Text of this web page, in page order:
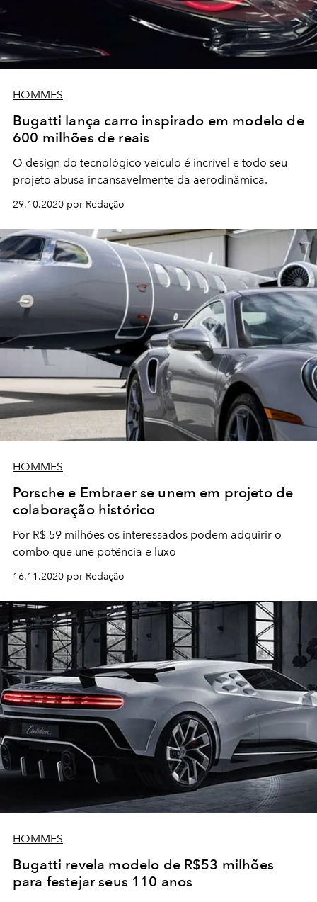
HOMMES
Bugatti lança carro inspirado em modelo de
600 milhões de reais
O design do tecnológico veículo é incrível e todo seu
projeto abusa incansavelmente da aerodinâmica.
29.10.2020 por Redação
HOMMES
Porsche e Embraer se unem em projeto de
colaboração histórico
Por R$ 59 milhões os interessados podem adquirir o
combo que une potência e luxo
16.11.2020 por Redação
HOMMES
Bugatti revela modelo de R$53 milhões
para festejar seus 110 anos